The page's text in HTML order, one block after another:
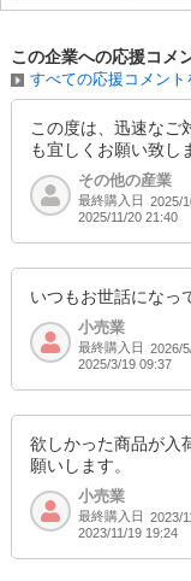
この企業への応援コメ
すべての応援コメント
この度は、迅速なご
も宜しくお願い致し
その他の産業
最終購入日 2025/
2025/11/20 21:40
いつもお世話になっ
小売業
最終購入日 2026/
2025/3/19 09:37
欲しかった商品が入
願いします。
小売業
最終購入日 2023/
2023/11/19 19:24